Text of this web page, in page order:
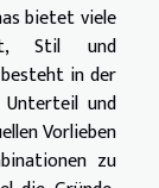
bietet viele
Stil und
in der
Unterteil und
Vorlieben
zu